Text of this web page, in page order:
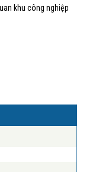
khu công nghiệp